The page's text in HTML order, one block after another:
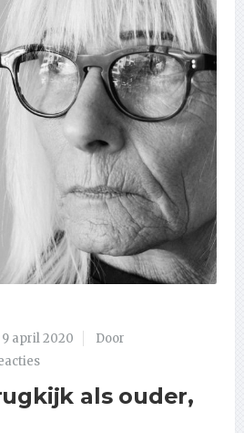
9 april 2020
Door
als ouder,